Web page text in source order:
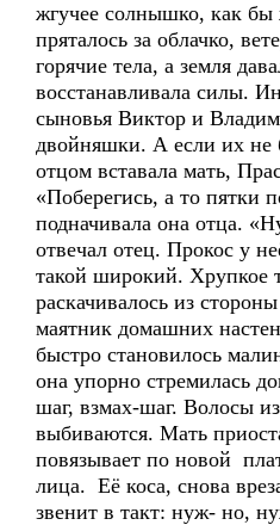
жгучее солнышко, как бы
пряталось за облачко,
горячие тела, а земля
восстанавливала силы.
сыновья Виктор и
двойняшки. А если их не
отцом вставала мать,
«Поберегись, а то пятки
подначивала она отца.
отвечал отец. Прокос у
такой широкий. Хрупкое
раскачивалось из
маятник домашних
быстро становилось
она упорно стремилась
шаг, взмах-шаг. Волосы
выбиваются. Мать
повязывает по новой
лица. Её коса, снова
звенит в такт: нуж- но,